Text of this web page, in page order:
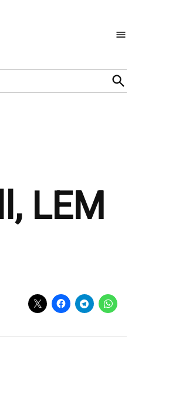
Open
Search
LEM